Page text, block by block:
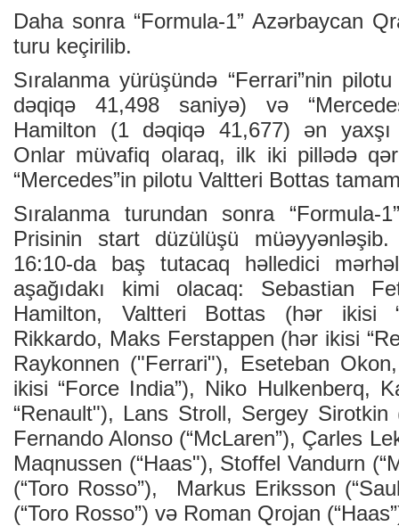
Daha sonra “Formula-1” Azərbaycan
turu keçirilib.
Sıralanma yürüşündə “Ferrari”nin
dəqiqə 41,498 saniyə) və
Hamilton (1 dəqiqə 41,677) ən yaxşı
Onlar müvafiq olaraq, ilk iki pillədə
“Mercedes”in pilotu Valtteri Bottas
Sıralanma turundan sonra “Formula-
Prisinin start düzülüşü
16:10-da baş tutacaq həlledici
aşağıdakı kimi olacaq: Sebastian
Hamilton, Valtteri Bottas (hər ikisi
Rikkardo, Maks Ferstappen (hər ikisi
Raykonnen ("Ferrari"), Eseteban
ikisi “Force India”), Niko Hulkenberq,
“Renault"), Lans Stroll, Sergey Sirotkin
Fernando Alonso (“McLaren”), Çarles
Maqnussen (“Haas"), Stoffel Vandurn
(“Toro Rosso”), Markus Eriksson
(“Toro Rosso”) və Roman Qrojan